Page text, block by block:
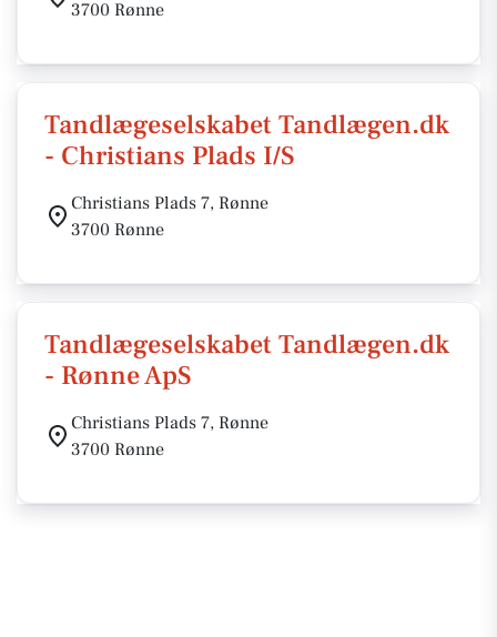
3700 Rønne
Tandlægeselskabet Tandlægen.dk
- Christians Plads I/S
Christians Plads 7, Rønne
3700 Rønne
Tandlægeselskabet Tandlægen.dk
- Rønne ApS
Christians Plads 7, Rønne
3700 Rønne